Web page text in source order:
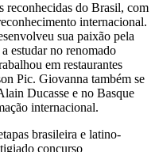
reconhecidas do Brasil, com
internacional.
sua paixão pela
estudar no renomado
em restaurantes
Pic. Giovanna também se
Ducasse e no Basque
internacional.
brasileira e latino-
concurso